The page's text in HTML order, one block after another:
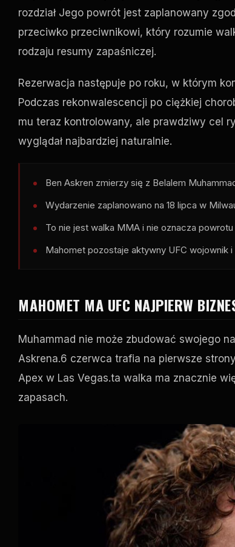
rozdział Jego powrót jest zaplanowany
przeciwko przeciwnikowi, który rozumie
rodzaju resumy zapaśniczej.
Rezerwacja następuje po roku, w którym
Podczas rekonwalescencji po ciężkiej
mu teraz kontrolowany, ale prawdziwy cel
wyglądał najbardziej naturalnie.
Ben Askren zmierzy się z Belalem
Wydarzenie zaplanowano na 18 lipca w
To nie jest walka MMA i nie oznacza
Mahomet pozostaje aktywny UFC wojownik i
MAHOMET MA UFC NAJPIERW
Muhammad nie może zbudować swojego
Askrena.6 czerwca trafia na pierwsze
Apex w Las Vegas.ta walka ma znacznie
zapasach.